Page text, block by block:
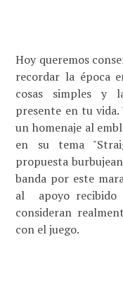
Hoy queremos
recordar la época
cosas simples y
presente en tu
un homenaje al
en su tema "
propuesta
banda por este
al apoyo
consideran
con el juego.